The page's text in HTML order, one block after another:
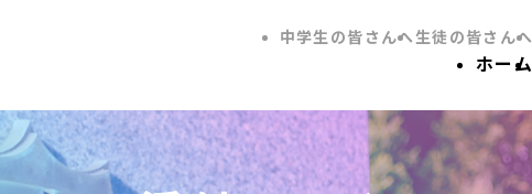
中学生の皆さんへ生徒の皆さんへ
ホーム